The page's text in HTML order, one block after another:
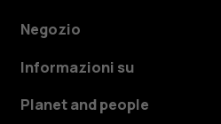
Negozio
Informazioni su
Planet and people